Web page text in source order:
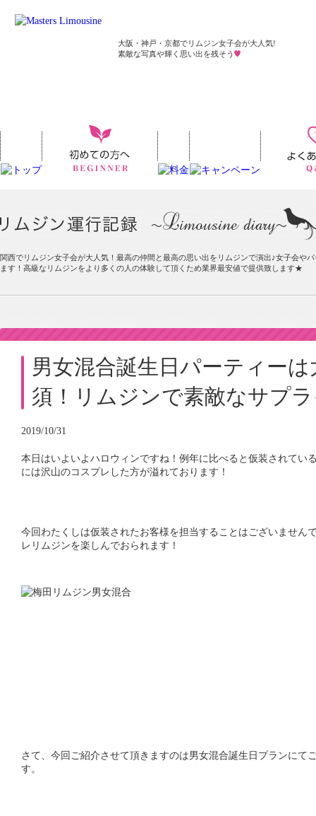
大阪・神戸・京都でリムジン女子会が大人気!
素敵な写真や輝く思い出を残そう
関西でリムジン女子会が大人気！最高の仲間と最高の思い出をリムジンで演出♪女子会や
ます！高級なリムジンをより多くの人の体験して頂くため業界最安値で提供致します★
男女混合誕生日パーティー
須！リムジンで素敵なサプ
2019/10/31
本日はいよいよハロウィンですね！例年に比べると仮装されてい
には沢山のコスプレした方が溢れております！
今回わたくしは仮装されたお客様を担当することはございません
レリムジンを楽しんでおられます！
さて、今回ご紹介させて頂きますのは男女混合誕生日プランにて
す。